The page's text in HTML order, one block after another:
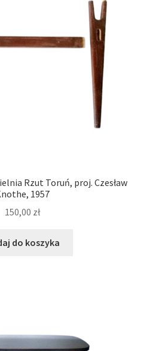
Rzut Toruń, proj. Czesław
1957
150,00 zł
do koszyka